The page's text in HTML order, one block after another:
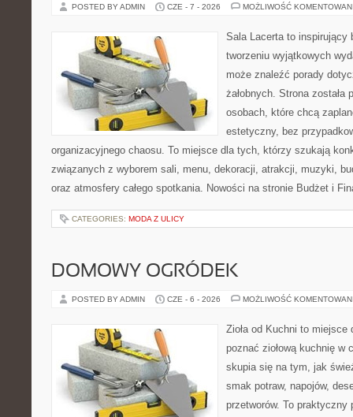
POSTED BY ADMIN CZE - 7 - 2026 MOŻLIWOŚĆ
Sala Lacerta to inspirujący
tworzeniu wyjątkowych
może znaleźć porady
żałobnych. Strona została
osobach, które chcą
estetyczny, bez
organizacyjnego chaosu. To miejsce dla tych, którzy szukają
związanych z wyborem sali, menu, dekoracji, atrakcji, muzyki,
oraz atmosfery całego spotkania. Nowości na stronie Budżet i
CATEGORIES: MODA Z ULICY
DOMOWY OGRÓDEK
POSTED BY ADMIN CZE - 6 - 2026 MOŻLIWOŚĆ
Zioła od Kuchni to
poznać ziołową kuchnię w
skupia się na tym, jak
smak potraw, napojów,
przetworów. To praktyczny